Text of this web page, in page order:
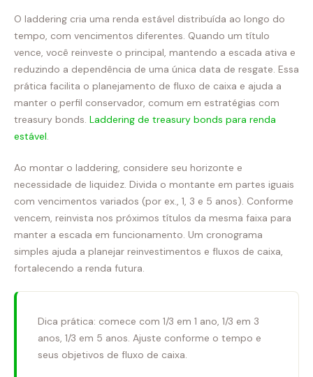
O laddering cria uma renda estável distribuída ao longo do
tempo, com vencimentos diferentes. Quando um título
vence, você reinveste o principal, mantendo a escada ativa e
reduzindo a dependência de uma única data de resgate. Essa
prática facilita o planejamento de fluxo de caixa e ajuda a
manter o perfil conservador, comum em estratégias com
treasury bonds. Laddering de treasury bonds para renda
estável.
Ao montar o laddering, considere seu horizonte e
necessidade de liquidez. Divida o montante em partes iguais
com vencimentos variados (por ex., 1, 3 e 5 anos). Conforme
vencem, reinvista nos próximos títulos da mesma faixa para
manter a escada em funcionamento. Um cronograma
simples ajuda a planejar reinvestimentos e fluxos de caixa,
fortalecendo a renda futura.
Dica prática: comece com 1/3 em 1 ano, 1/3 em 3
anos, 1/3 em 5 anos. Ajuste conforme o tempo e
seus objetivos de fluxo de caixa.